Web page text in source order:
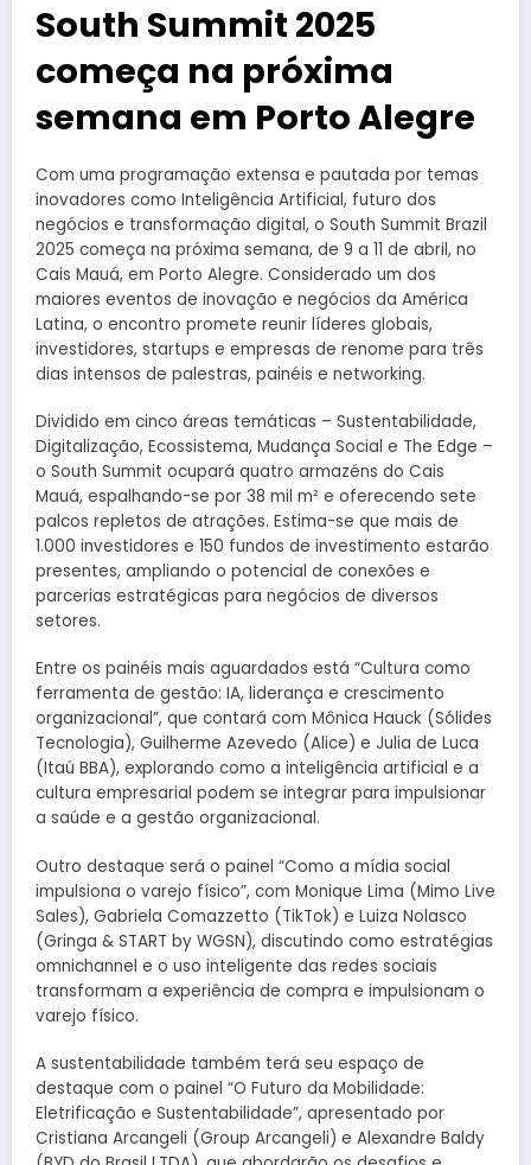
South Summit 2025
começa na próxima
semana em Porto Alegre
Com uma programação extensa e pautada por temas
inovadores como Inteligência Artificial, futuro dos
negócios e transformação digital, o South Summit Brazil
2025 começa na próxima semana, de 9 a 11 de abril, no
Cais Mauá, em Porto Alegre. Considerado um dos
maiores eventos de inovação e negócios da América
Latina, o encontro promete reunir líderes globais,
investidores, startups e empresas de renome para três
dias intensos de palestras, painéis e networking.
Dividido em cinco áreas temáticas – Sustentabilidade,
Digitalização, Ecossistema, Mudança Social e The Edge –
o South Summit ocupará quatro armazéns do Cais
Mauá, espalhando-se por 38 mil m² e oferecendo sete
palcos repletos de atrações. Estima-se que mais de
1.000 investidores e 150 fundos de investimento estarão
presentes, ampliando o potencial de conexões e
parcerias estratégicas para negócios de diversos
setores.
Entre os painéis mais aguardados está “Cultura como
ferramenta de gestão: IA, liderança e crescimento
organizacional”, que contará com Mônica Hauck (Sólides
Tecnologia), Guilherme Azevedo (Alice) e Julia de Luca
(Itaú BBA), explorando como a inteligência artificial e a
cultura empresarial podem se integrar para impulsionar
a saúde e a gestão organizacional.
Outro destaque será o painel “Como a mídia social
impulsiona o varejo físico”, com Monique Lima (Mimo Live
Sales), Gabriela Comazzetto (TikTok) e Luiza Nolasco
(Gringa & START by WGSN), discutindo como estratégias
omnichannel e o uso inteligente das redes sociais
transformam a experiência de compra e impulsionam o
varejo físico.
A sustentabilidade também terá seu espaço de
destaque com o painel “O Futuro da Mobilidade:
Eletrificação e Sustentabilidade”, apresentado por
Cristiana Arcangeli (Group Arcangeli) e Alexandre Baldy